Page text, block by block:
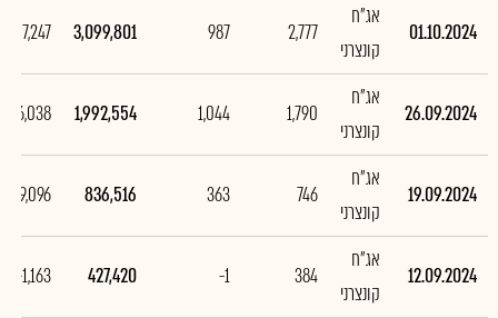
01.10.2024
אג"ח
קונצרני
2,777
987
3,099,801
1,107,247
26.09.2024
אג"ח
קונצרני
1,790
1,044
1,992,554
19.09.2024
אג"ח
קונצרני
746
363
836,516
409,096
12.09.2024
אג"ח
קונצרני
384
-1
427,420
-1,163